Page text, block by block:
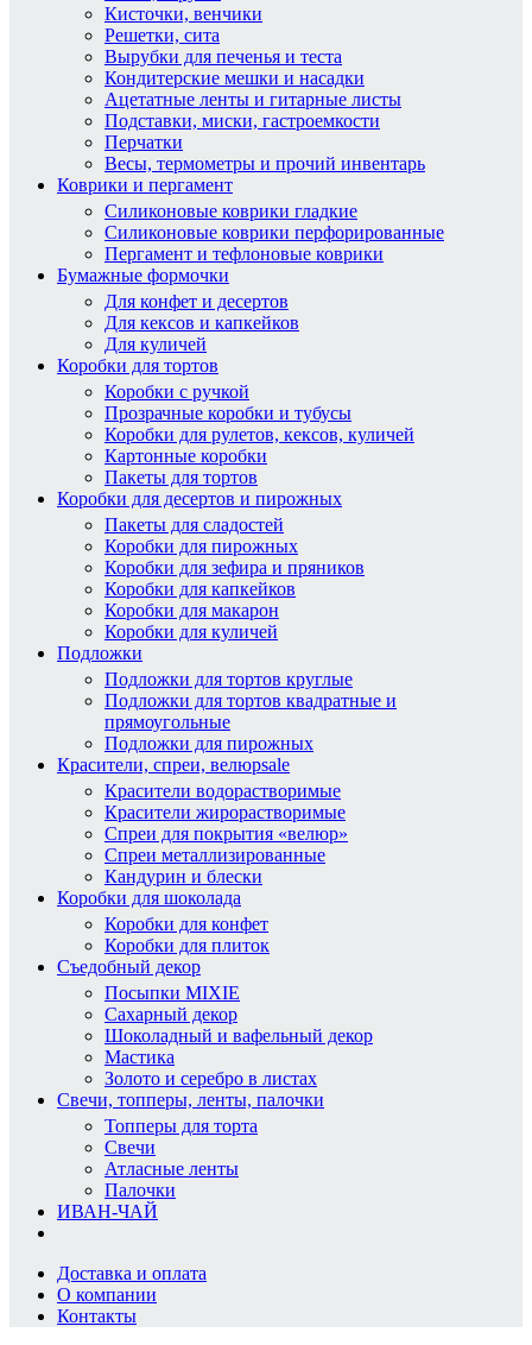
Кисточки, венчики
Решетки, сита
Вырубки для печенья и теста
Кондитерские мешки и насадки
Ацетатные ленты и гитарные листы
Подставки, миски, гастроемкости
Перчатки
Весы, термометры и прочий инвентарь
Коврики и пергамент
Силиконовые коврики гладкие
Силиконовые коврики перфорированные
Пергамент и тефлоновые коврики
Бумажные формочки
Для конфет и десертов
Для кексов и капкейков
Для куличей
Коробки для тортов
Коробки с ручкой
Прозрачные коробки и тубусы
Коробки для рулетов, кексов, куличей
Картонные коробки
Пакеты для тортов
Коробки для десертов и пирожных
Пакеты для сладостей
Коробки для пирожных
Коробки для зефира и пряников
Коробки для капкейков
Коробки для макарон
Коробки для куличей
Подложки
Подложки для тортов круглые
Подложки для тортов квадратные и
прямоугольные
Подложки для пирожных
Красители, спреи, велюрsale
Красители водорастворимые
Красители жирорастворимые
Спреи для покрытия «велюр»
Спреи металлизированные
Кандурин и блески
Коробки для шоколада
Коробки для конфет
Коробки для плиток
Съедобный декор
Посыпки MIXIE
Сахарный декор
Шоколадный и вафельный декор
Мастика
Золото и серебро в листах
Свечи, топперы, ленты, палочки
Топперы для торта
Свечи
Атласные ленты
Палочки
ИВАН-ЧАЙ
Доставка и оплата
О компании
Контакты